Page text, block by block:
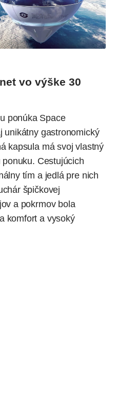
vo výške 30
ponúka Space
unikátny gastronomický
kapsula má svoj vlastný
Cestujúcich
tím a jedlá pre nich
špičkovej
a pokrmov bola
komfort a vysoký